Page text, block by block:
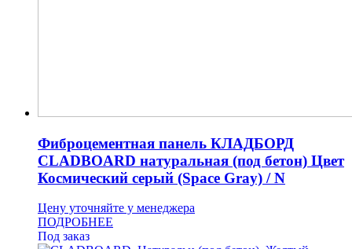
Фиброцементная панель КЛАДБОРД
CLADBOARD натуральная (под бетон) Цвет
Космический серый (Space Gray) / N
Цену уточняйте у менеджера
ПОДРОБНЕЕ
Под заказ